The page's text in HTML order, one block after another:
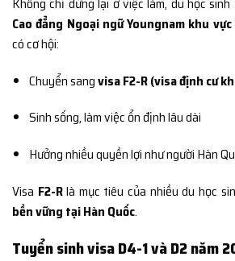
Cao đẳng Ngoại ngữ Youngnam khu
có cơ hội:
Chuyển sangvisa F2-R (visa định cư
Sinh sống, làm việc ổn định lâu dài
Hưởng nhiều quyền lợi như người Hàn
Visa F2-Rlà mục tiêu của nhiều du học
bền vững tại Hàn Quốc.
Tuyển sinh visa D4-1 và D2 năm